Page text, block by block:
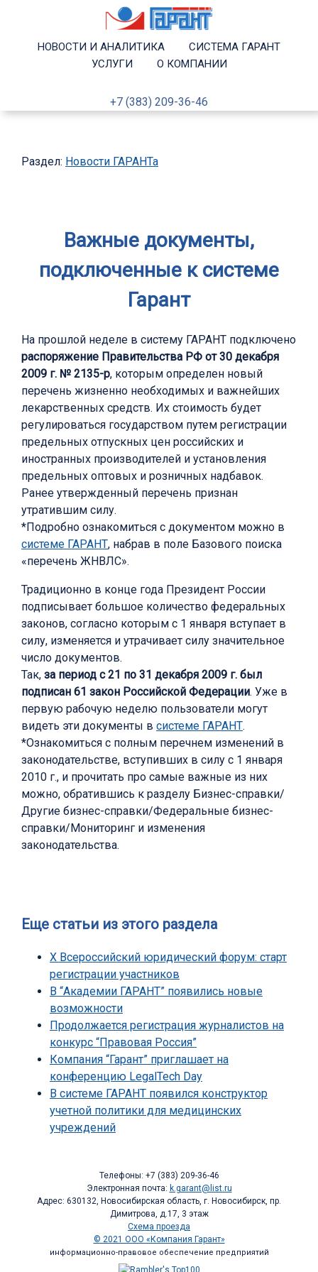
НОВОСТИ И АНАЛИТИКА
СИСТЕМА ГАРАНТ
УСЛУГИ
О КОМПАНИИ
+7 (383) 209-36-46
Раздел: Новости ГАРАНТа
Важные документы,
подключенные к системе
Гарант
На прошлой неделе в систему ГАРАНТ подключено
распоряжение Правительства РФ от 30 декабря
2009 г. № 2135-р, которым определен новый
перечень жизненно необходимых и важнейших
лекарственных средств. Их стоимость будет
регулироваться государством путем регистрации
предельных отпускных цен российских и
иностранных производителей и установления
предельных оптовых и розничных надбавок.
Ранее утвержденный перечень признан
утратившим силу.
*Подробно ознакомиться с документом можно в
системе ГАРАНТ, набрав в поле Базового поиска
«перечень ЖНВЛС».
Традиционно в конце года Президент России
подписывает большое количество федеральных
законов, согласно которым с 1 января вступает в
силу, изменяется и утрачивает силу значительное
число документов.
Так, за период с 21 по 31 декабря 2009 г. был
подписан 61 закон Российской Федерации. Уже в
первую рабочую неделю пользователи могут
видеть эти документы в системе ГАРАНТ.
*Ознакомиться с полным перечнем изменений в
законодательстве, вступивших в силу с 1 января
2010 г., и прочитать про самые важные из них
можно, обратившись к разделу Бизнес-справки/
Другие бизнес-справки/Федеральные бизнес-
справки/Мониторинг и изменения
законодательства.
Еще статьи из этого раздела
X Всероссийский юридический форум: старт
регистрации участников
В “Академии ГАРАНТ” появились новые
возможности
Продолжается регистрация журналистов на
конкурс “Правовая Россия”
Компания “Гарант” приглашает на
конференцию LegalTech Day
В системе ГАРАНТ появился конструктор
учетной политики для медицинских
учреждений
Телефоны: +7 (383) 209-36-46
Электронная почта: k.garant@list.ru
Адрес: 630132, Новосибирская область, г. Новосибирск, пр.
Димитрова, д.17, 3 этаж
Схема проезда
© 2021 ООО «Компания Гарант»
информационно-правовое обеспечение предприятий